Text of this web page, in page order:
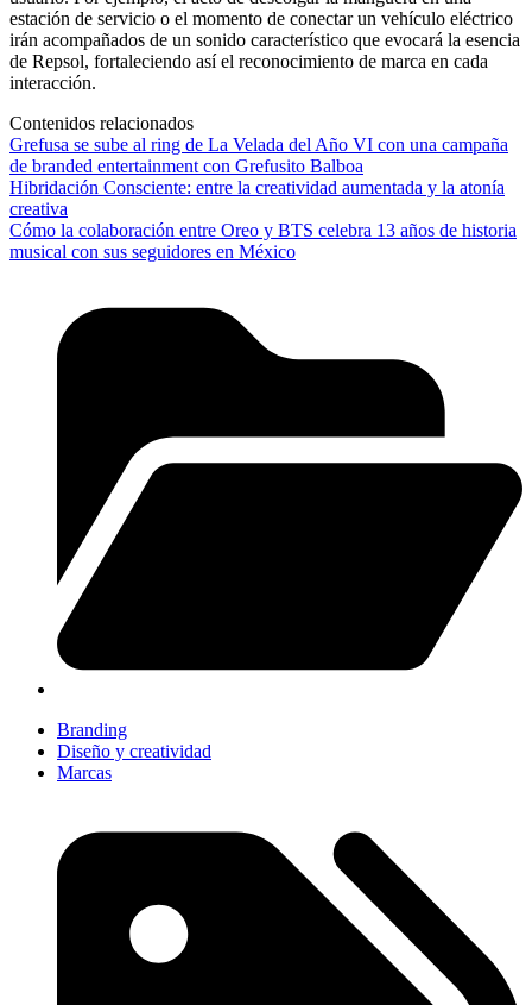
estación de servicio o el momento de conectar un vehículo eléctrico
irán acompañados de un sonido característico que evocará la esencia
de Repsol, fortaleciendo así el reconocimiento de marca en cada
interacción.
Contenidos relacionados
Grefusa se sube al ring de La Velada del Año VI con una campaña
de branded entertainment con Grefusito Balboa
Hibridación Consciente: entre la creatividad aumentada y la atonía
creativa
Cómo la colaboración entre Oreo y BTS celebra 13 años de historia
musical con sus seguidores en México
Branding
Diseño y creatividad
Marcas